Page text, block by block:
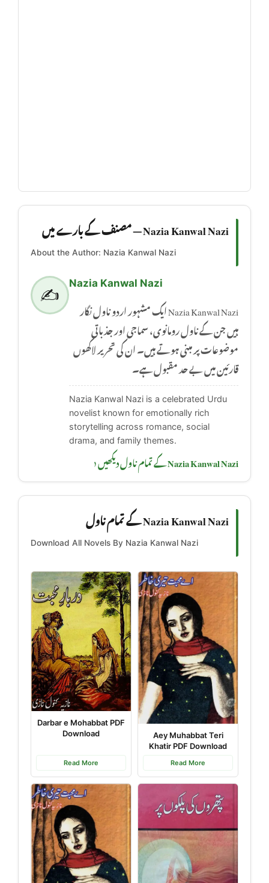
Nazia Kanwal Nazi — مصنف کے بارے میں
About the Author: Nazia Kanwal Nazi
✍️
Nazia Kanwal Nazi
Nazia Kanwal Nazi ایک مشہور اردو ناول نگار
ہیں جن کے ناول رومانوی، سماجی اور جذباتی
موضوعات پر مبنی ہوتے ہیں۔ ان کی تحریر لاکھوں
قارئین میں بے حد مقبول ہے۔
Nazia Kanwal Nazi is a celebrated Urdu
novelist known for emotionally rich
storytelling across romance, social
drama, and family themes.
Nazia Kanwal Nazi کے تمام ناول دیکھیں ‹
Nazia Kanwal Nazi کے تمام ناول
Download All Novels By Nazia Kanwal Nazi
Darbar e Mohabbat PDF
Download
Read More
Aey Muhabbat Teri
Khatir PDF Download
Read More